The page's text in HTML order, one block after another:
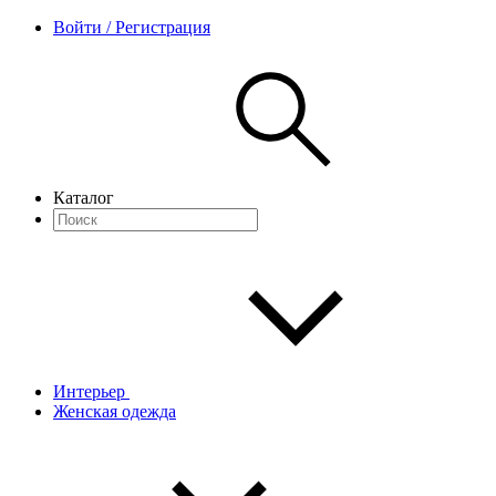
Войти / Регистрация
Каталог
Интерьер
Женская одежда